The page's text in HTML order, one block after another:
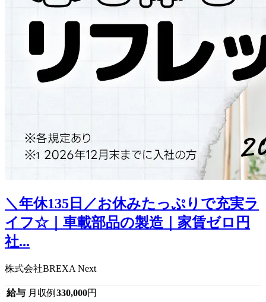
＼年休135日／お休みたっぷりで充実ラ
イフ☆｜車載部品の製造｜家賃ゼロ円
社...
株式会社BREXA Next
給与 月収例 330,000円